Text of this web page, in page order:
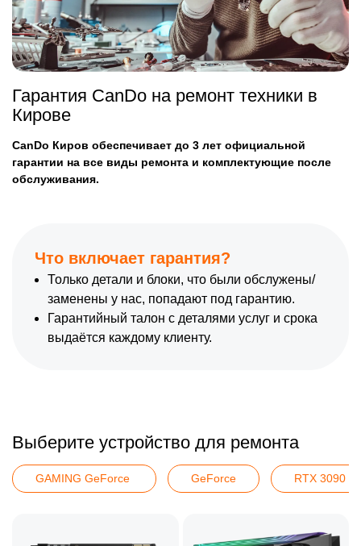
Гарантия CanDo на ремонт техники в
Кирове
CanDo Киров обеспечивает до 3 лет официальной
гарантии на все виды ремонта и комплектующие после
обслуживания.
Что включает гарантия?
Только детали и блоки, что были обслужены/
заменены у нас, попадают под гарантию.
Гарантийный талон с деталями услуг и срока
выдаётся каждому клиенту.
Выберите устройство для ремонта
GAMING GeForce GeForce RTX 3090